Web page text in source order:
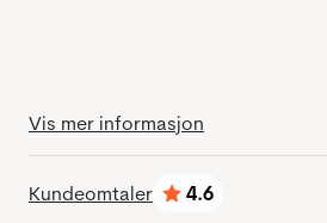
Vis mer informasjon
Kundeomtaler
Karakter:
4.6
av 5 mulige